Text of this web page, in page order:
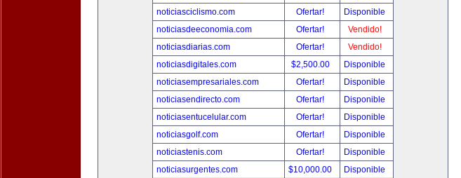
noticiasciclismo.com
Ofertar!
Disponible
noticiasdeeconomia.com
Ofertar!
Vendido!
noticiasdiarias.com
Ofertar!
Vendido!
noticiasdigitales.com
$2,500.00
Disponible
noticiasempresariales.com
Ofertar!
Disponible
noticiasendirecto.com
Ofertar!
Disponible
noticiasentucelular.com
Ofertar!
Disponible
noticiasgolf.com
Ofertar!
Disponible
noticiastenis.com
Ofertar!
Disponible
noticiasurgentes.com
$10,000.00
Disponible